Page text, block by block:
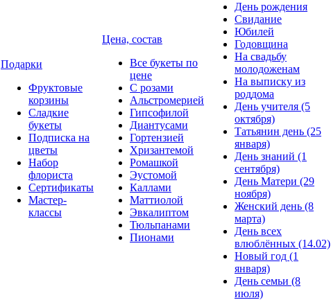
Подарки
Фруктовые
корзины
Сладкие
букеты
Подписка на
цветы
Набор
флориста
Сертификаты
Мастер-
классы
Цена, состав
Все букеты по
цене
С розами
Альстромерией
Гипсофилой
Диантусами
Гортензией
Хризантемой
Ромашкой
Эустомой
Каллами
Маттиолой
Эвкалиптом
Тюльпанами
Пионами
День рождения
Свидание
Юбилей
Годовщина
На свадьбу
молодоженам
На выписку из
роддома
День учителя (5
октября)
Татьянин день (25
января)
День знаний (1
сентября)
День Матери (29
ноября)
Женский день (8
марта)
День всех
влюблённых (14.02)
Новый год (1
января)
День семьи (8
июля)